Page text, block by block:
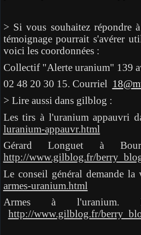
> Si vous souhaitez répondre
témoignage pourrait s'avérer
voici les coordonnées :
Collectif "Alerte uranium" 139
02 48 20 30 15. Courriel
> Lire aussi dans gilblog :
Les tirs à l'uranium appauvri
luranium-appauvr.html
Gérard Longuet à
http://www.gilblog.fr/
Le conseil général demande la
armes-uranium.html
Armes à
http://www.gilblog.fr/